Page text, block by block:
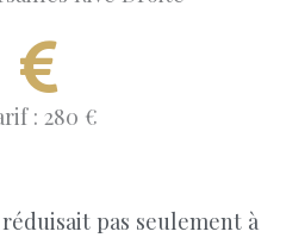
: 280 €
pas seulement à